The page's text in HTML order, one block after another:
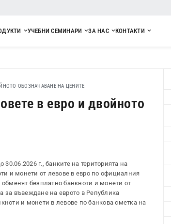
УЧЕБНИ СЕМИНАРИ ЗА НАС КОНТАКТИ
ОБОЗНАЧАВАНЕ НА ЦЕНИТЕ
в евро и двойното
г., банките на територията на
и монети от левове в евро по официалния
обменят безплатно банкноти и монети от
за въвеждане на еврото в Република
и монети в левове по банкова сметка на